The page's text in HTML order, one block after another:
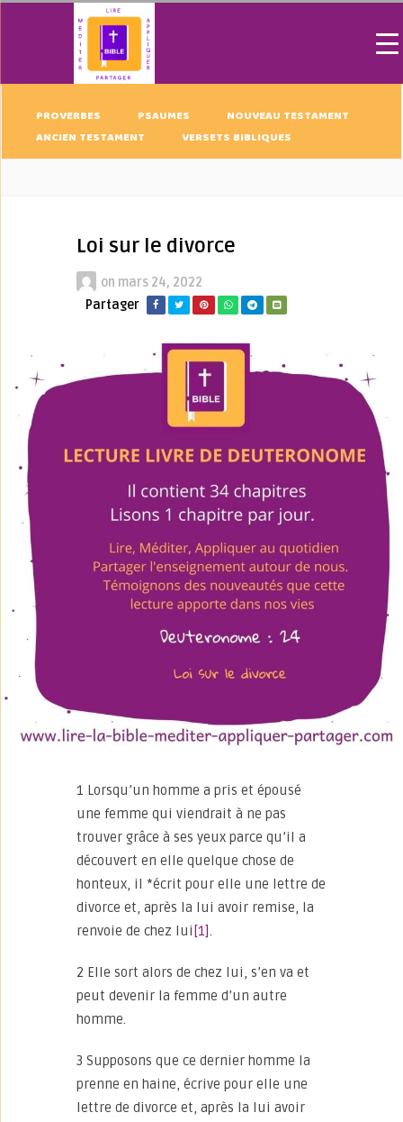
PROVERBES PSAUMES
NOUVEAU TESTAMENT
ANCIEN TESTAMENT
VERSETS BIBLIQUES
Loi sur le divorce
on mars 24, 2022
Partager
1 Lorsqu’un homme a pris et épousé
une femme qui viendrait à ne pas
trouver grâce à ses yeux parce qu’il a
découvert en elle quelque chose de
honteux, il *écrit pour elle une lettre de
divorce et, après la lui avoir remise, la
renvoie de chez lui [1].
2 Elle sort alors de chez lui, s’en va et
peut devenir la femme d’un autre
homme.
3 Supposons que ce dernier homme la
prenne en haine, écrive pour elle une
lettre de divorce et, après la lui avoir